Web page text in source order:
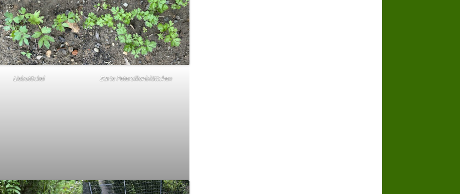
Liebstöckel Zarte Petersilienblättchen